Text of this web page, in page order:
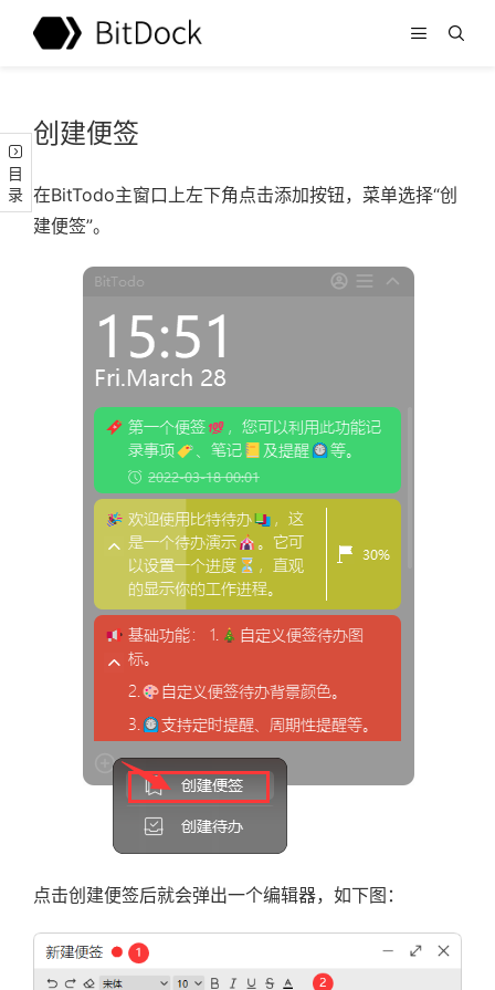
目录
创建便签
在BitTodo主窗口上左下角点击添加按钮，菜单选择“创
建便签”。
点击创建便签后就会弹出一个编辑器，如下图：